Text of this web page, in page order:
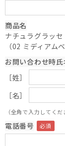
商品名
ナチュラグラッ
（02 ミディアム
お問い合わせ時氏
［姓］
［名］
（全角で入力してくだ
電話番号